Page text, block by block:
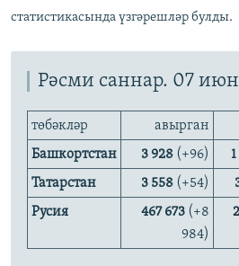
статистикасында үзгәрешләр булды.
Рәсми саннар. 07
төбәкләр авырган
Башкортстан
3 928 (+96)
Татарстан
3 558 (+54)
Русия
467 673 (+8
984)